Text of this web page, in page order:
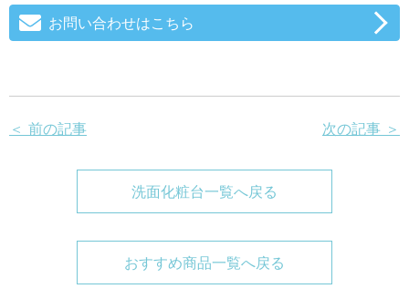
お問い合わせはこちら
＜ 前の記事 次の記事 ＞
洗面化粧台一覧へ戻る
おすすめ商品一覧へ戻る